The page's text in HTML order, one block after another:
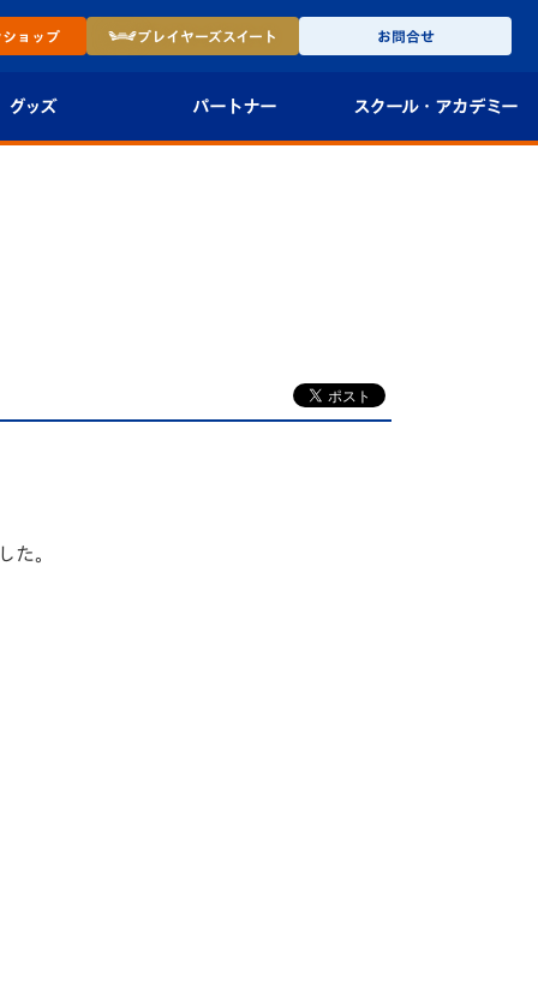
ショップ プレイヤーズスイート お問合せ
グッズ パートナー スクール・ アカデミー
スクール
た。